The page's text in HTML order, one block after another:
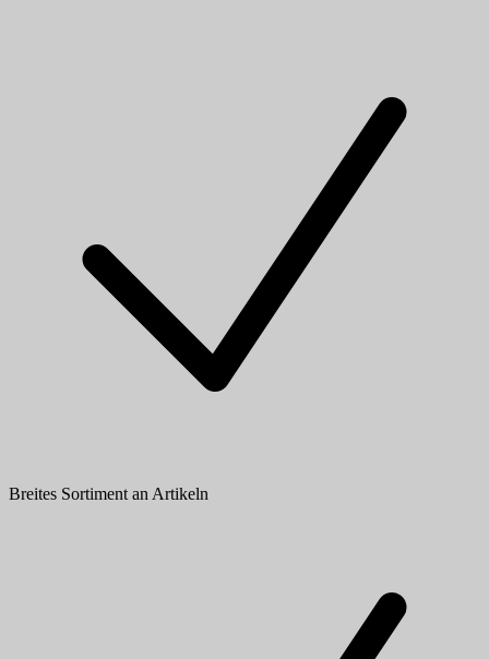
Breites Sortiment an Artikeln